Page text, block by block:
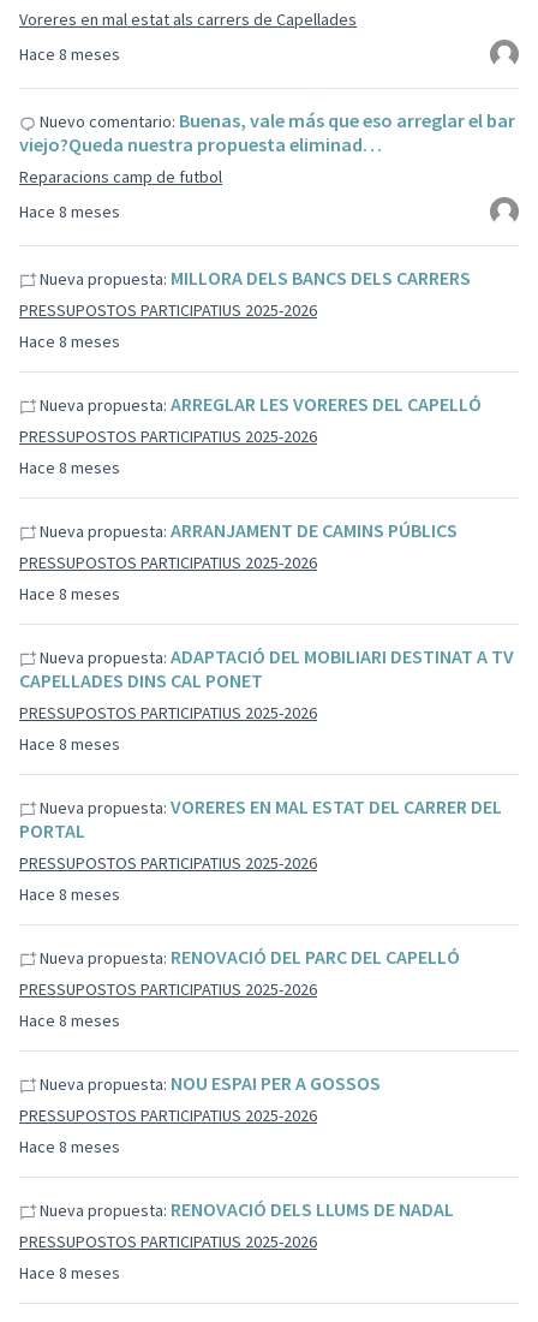
Hace 8 meses
Voreres en mal estat als carrers de Capellades
Hace 8 meses
Nuevo comentario: Buenas, vale más que eso arreglar el bar
viejo?Queda nuestra propuesta eliminad…
Reparacions camp de futbol
Hace 8 meses
Nueva propuesta: MILLORA DELS BANCS DELS CARRERS
PRESSUPOSTOS PARTICIPATIUS 2025-2026
Hace 8 meses
Nueva propuesta: ARREGLAR LES VORERES DEL CAPELLÓ
PRESSUPOSTOS PARTICIPATIUS 2025-2026
Hace 8 meses
Nueva propuesta: ARRANJAMENT DE CAMINS PÚBLICS
PRESSUPOSTOS PARTICIPATIUS 2025-2026
Hace 8 meses
Nueva propuesta: ADAPTACIÓ DEL MOBILIARI DESTINAT A TV
CAPELLADES DINS CAL PONET
PRESSUPOSTOS PARTICIPATIUS 2025-2026
Hace 8 meses
Nueva propuesta: VORERES EN MAL ESTAT DEL CARRER DEL
PORTAL
PRESSUPOSTOS PARTICIPATIUS 2025-2026
Hace 8 meses
Nueva propuesta: RENOVACIÓ DEL PARC DEL CAPELLÓ
PRESSUPOSTOS PARTICIPATIUS 2025-2026
Hace 8 meses
Nueva propuesta: NOU ESPAI PER A GOSSOS
PRESSUPOSTOS PARTICIPATIUS 2025-2026
Hace 8 meses
Nueva propuesta: RENOVACIÓ DELS LLUMS DE NADAL
PRESSUPOSTOS PARTICIPATIUS 2025-2026